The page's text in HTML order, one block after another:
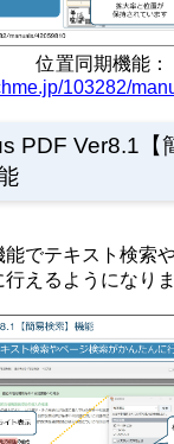
位置同期機能：
103282/
PDF Ver8.1【
能でテキスト検索
えるようになり